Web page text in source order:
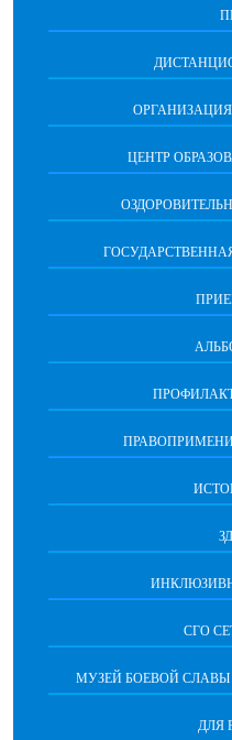
ЦЕНТР
СГО
МУЗЕЙ БОЕВОЙ
ДЛЯ